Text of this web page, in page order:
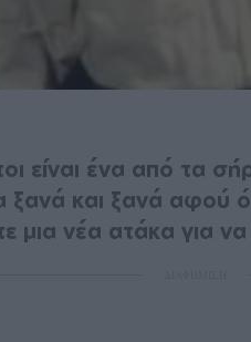
είναι ένα από τα
ξανά και ξανά αφού
μια νέα ατάκα για να